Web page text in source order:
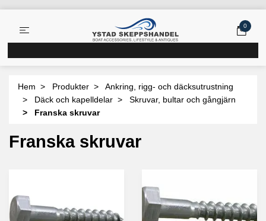
0
Hem Produkter
Ankring, rigg- och däcksutrustning
Däck och kapelldelar
Skruvar, bultar och gångjärn
Franska skruvar
Franska skruvar